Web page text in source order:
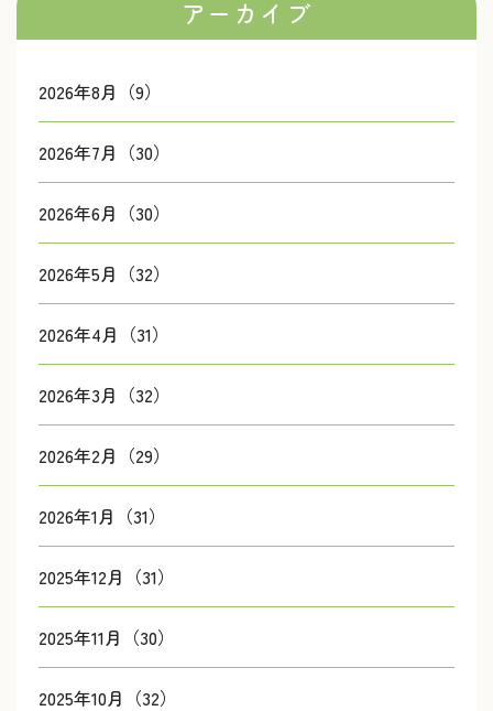
アーカイブ
2026年8月（9）
2026年7月（30）
2026年6月（30）
2026年5月（32）
2026年4月（31）
2026年3月（32）
2026年2月（29）
2026年1月（31）
2025年12月（31）
2025年11月（30）
2025年10月（32）